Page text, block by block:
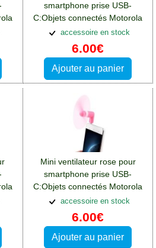
smartphone prise USB-
C:Objets connectés Motorola
Moto E32S
accessoire en stock
6.00€
Ajouter au panier
Mini ventilateur rose pour
smartphone prise USB-
C:Objets connectés Motorola
Moto E32S
accessoire en stock
6.00€
Ajouter au panier